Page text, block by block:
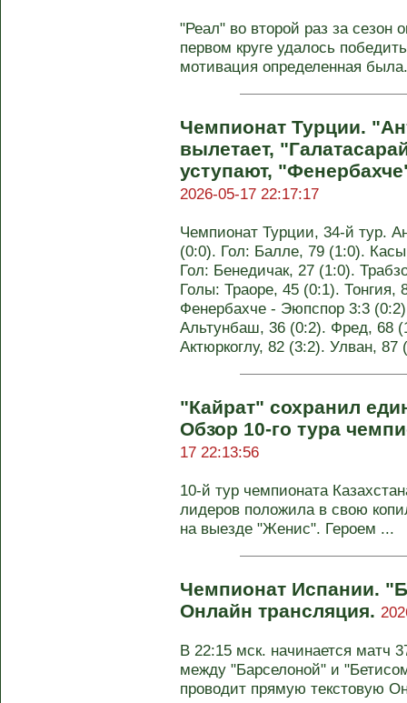
"Реал" во второй раз за сезон
первом круге удалось
мотивация определенная
Чемпионат Турции.
вылетает,
уступают,
2026-05-17 22:17:17
Чемпионат Турции, 34-й тур.
(0:0). Гол: Балле, 79 (1:0).
Гол: Бенедичак, 27 (1:0).
Голы: Траоре, 45 (0:1).
Фенербахче - Эюпспор 3:3
Альтунбаш, 36 (0:2). Фред, 68
Актюркоглу, 82 (3:2). Улван,
"Кайрат" сохранил
Обзор 10-го тура
17 22:13:56
10-й тур чемпионата
лидеров положила в свою
на выезде "Женис". Героем ...
Чемпионат Испании.
Онлайн трансляция.
В 22:15 мск. начинается матч
между "Барселоной" и
проводит прямую текстовую